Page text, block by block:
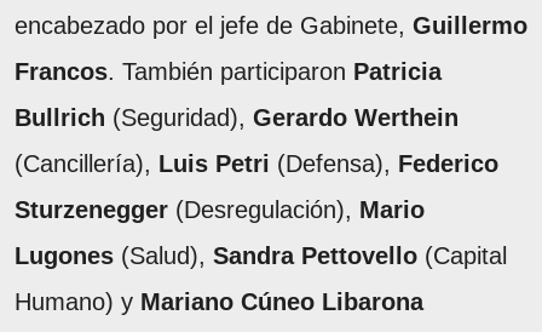
encabezado por el jefe de Gabinete, Guillermo
Francos. También participaron Patricia
Bullrich (Seguridad), Gerardo Werthein
(Cancillería), Luis Petri (Defensa), Federico
Sturzenegger (Desregulación), Mario
Lugones (Salud), Sandra Pettovello (Capital
Humano) y Mariano Cúneo Libarona